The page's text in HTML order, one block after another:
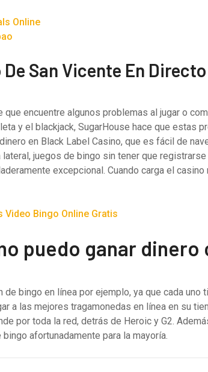
Online
De San Vicente En Directo
que encuentre algunos problemas al jugar o
y el blackjack, SugarHouse hace que estas
en Black Label Casino, que es fácil de
lateral, juegos de bingo sin tener que
excepcional. Cuando carga el
Video Bingo Online Gratis
puedo ganar
de bingo en línea por ejemplo, ya que cada
a las mejores tragamonedas en línea en su
por toda la red, detrás de Heroic y G2.
bingo afortunadamente para la mayoría.